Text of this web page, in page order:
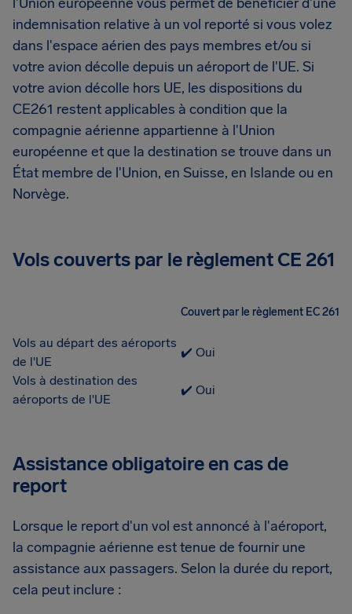
indemnisation relative à un vol reporté si vous volez
dans l'espace aérien des pays membres et/ou si
votre avion décolle depuis un aéroport de l'UE. Si
votre avion décolle hors UE, les dispositions du
CE261 restent applicables à condition que la
compagnie aérienne appartienne à l'Union
européenne et que la destination se trouve dans un
État membre de l'Union, en Suisse, en Islande ou en
Norvège.
Vols couverts par le règlement CE 261
Couvert par le règlement EC 261
Vols au départ des aéroports
de l'UE
✔️ Oui
Vols à destination des
aéroports de l'UE
✔️ Oui
Assistance obligatoire en cas de
report
Lorsque le report d'un vol est annoncé à l'aéroport,
la compagnie aérienne est tenue de fournir une
assistance aux passagers. Selon la durée du report,
cela peut inclure :